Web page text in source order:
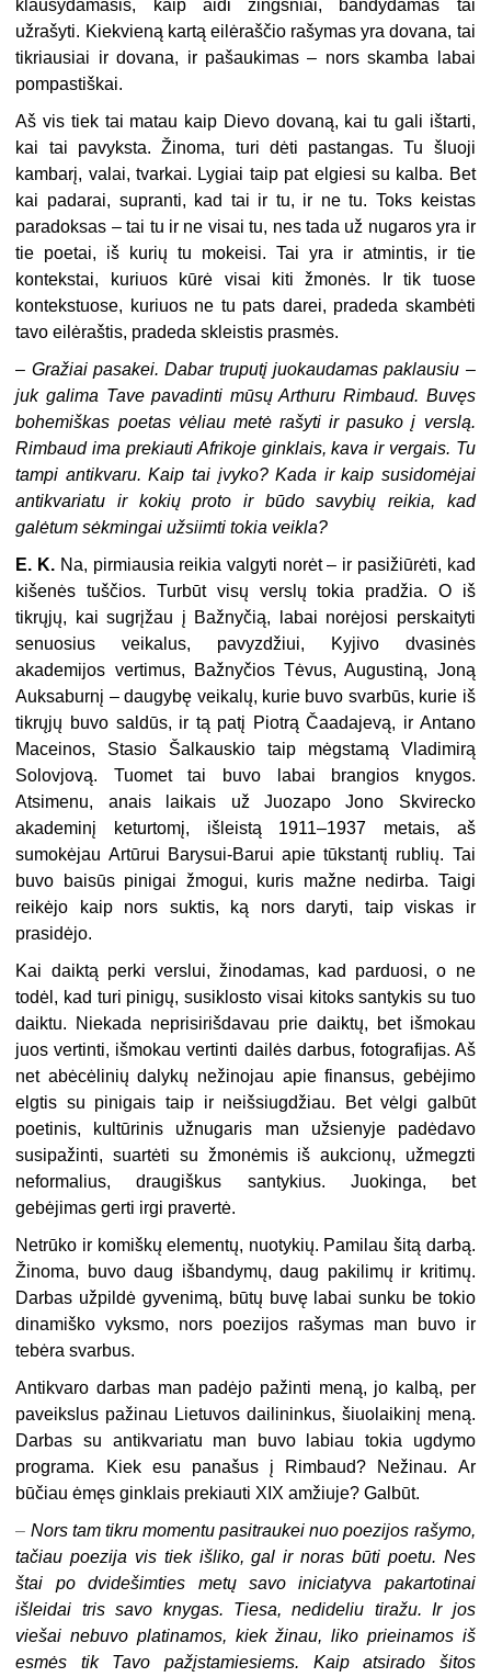
klausydamasis, kaip aidi žingsniai, bandydamas tai
užrašyti. Kiekvieną kartą eilėraščio rašymas yra dovana, tai
tikriausiai ir dovana, ir pašaukimas – nors skamba labai
pompastiškai.
Aš vis tiek tai matau kaip Dievo dovaną, kai tu gali ištarti,
kai tai pavyksta. Žinoma, turi dėti pastangas. Tu šluoji
kambarį, valai, tvarkai. Lygiai taip pat elgiesi su kalba. Bet
kai padarai, supranti, kad tai ir tu, ir ne tu. Toks keistas
paradoksas – tai tu ir ne visai tu, nes tada už nugaros yra ir
tie poetai, iš kurių tu mokeisi. Tai yra ir atmintis, ir tie
kontekstai, kuriuos kūrė visai kiti žmonės. Ir tik tuose
kontekstuose, kuriuos ne tu pats darei, pradeda skambėti
tavo eilėraštis, pradeda skleistis prasmės.
– Gražiai pasakei. Dabar truputį juokaudamas paklausiu –
juk galima Tave pavadinti mūsų Arthuru Rimbaud. Buvęs
bohemiškas poetas vėliau metė rašyti ir pasuko į verslą.
Rimbaud ima prekiauti Afrikoje ginklais, kava ir vergais. Tu
tampi antikvaru. Kaip tai įvyko? Kada ir kaip susidomėjai
antikvariatu ir kokių proto ir būdo savybių reikia, kad
galėtum sėkmingai užsiimti tokia veikla?
E. K. Na, pirmiausia reikia valgyti norėt – ir pasižiūrėti, kad
kišenės tuščios. Turbūt visų verslų tokia pradžia. O iš
tikrųjų, kai sugrįžau į Bažnyčią, labai norėjosi perskaityti
senuosius veikalus, pavyzdžiui, Kyjivo dvasinės
akademijos vertimus, Bažnyčios Tėvus, Augustiną, Joną
Auksaburnį – daugybę veikalų, kurie buvo svarbūs, kurie iš
tikrųjų buvo saldūs, ir tą patį Piotrą Čaadajevą, ir Antano
Maceinos, Stasio Šalkauskio taip mėgstamą Vladimirą
Solovjovą. Tuomet tai buvo labai brangios knygos.
Atsimenu, anais laikais už Juozapo Jono Skvirecko
akademinį keturtomį, išleistą 1911–1937 metais, aš
sumokėjau Artūrui Barysui-Barui apie tūkstantį rublių. Tai
buvo baisūs pinigai žmogui, kuris mažne nedirba. Taigi
reikėjo kaip nors suktis, ką nors daryti, taip viskas ir
prasidėjo.
Kai daiktą perki verslui, žinodamas, kad parduosi, o ne
todėl, kad turi pinigų, susiklosto visai kitoks santykis su tuo
daiktu. Niekada neprisirišdavau prie daiktų, bet išmokau
juos vertinti, išmokau vertinti dailės darbus, fotografijas. Aš
net abėcėlinių dalykų nežinojau apie finansus, gebėjimo
elgtis su pinigais taip ir neišsiugdžiau. Bet vėlgi galbūt
poetinis, kultūrinis užnugaris man užsienyje padėdavo
susipažinti, suartėti su žmonėmis iš aukcionų, užmegzti
neformalius, draugiškus santykius. Juokinga, bet
gebėjimas gerti irgi pravertė.
Netrūko ir komiškų elementų, nuotykių. Pamilau šitą darbą.
Žinoma, buvo daug išbandymų, daug pakilimų ir kritimų.
Darbas užpildė gyvenimą, būtų buvę labai sunku be tokio
dinamiško vyksmo, nors poezijos rašymas man buvo ir
tebėra svarbus.
Antikvaro darbas man padėjo pažinti meną, jo kalbą, per
paveikslus pažinau Lietuvos dailininkus, šiuolaikinį meną.
Darbas su antikvariatu man buvo labiau tokia ugdymo
programa. Kiek esu panašus į Rimbaud? Nežinau. Ar
būčiau ėmęs ginklais prekiauti XIX amžiuje? Galbūt.
– Nors tam tikru momentu pasitraukei nuo poezijos rašymo,
tačiau poezija vis tiek išliko, gal ir noras būti poetu. Nes
štai po dvidešimties metų savo iniciatyva pakartotinai
išleidai tris savo knygas. Tiesa, nedideliu tiražu. Ir jos
viešai nebuvo platinamos, kiek žinau, liko prieinamos iš
esmės tik Tavo pažįstamiesiems. Kaip atsirado šitos